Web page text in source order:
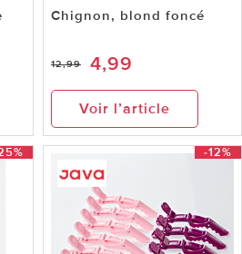
Chignon, blond foncé
12,99 4,99
Voir l’article
-12%